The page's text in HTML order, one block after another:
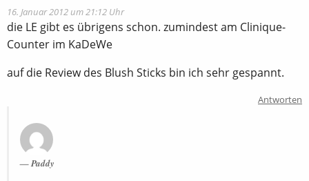
16. Januar 2012 um 21:12 Uhr
die LE gibt es übrigens schon. zumindest am Clinique-
Counter im KaDeWe
auf die Review des Blush Sticks bin ich sehr gespannt.
Antworten
Paddy